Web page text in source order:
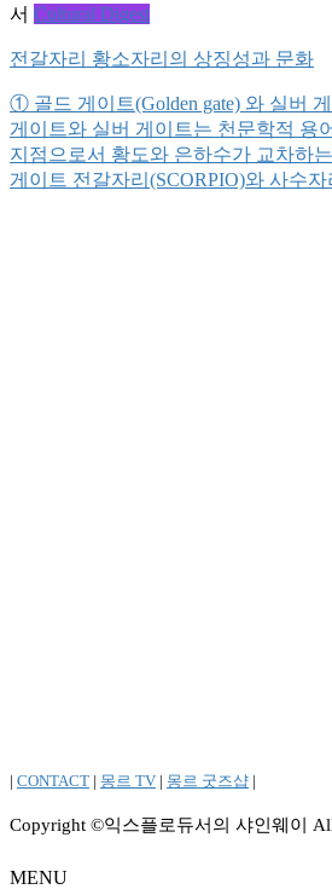
서 Cultural Digest
전갈자리 황소자리의 상징성과 문화
① 골드 게이트(Golden gate) 와 실버
게이트와 실버 게이트는 천문학적 용
지점으로서 황도와 은하수가 교차하
게이트 전갈자리(SCORPIO)와 사수
| CONTACT | 몽르 TV | 몽르 굿즈샵 |
Copyright ©익스플로듀서의 샤인웨이
MENU